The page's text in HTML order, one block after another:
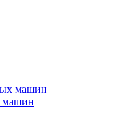
машин
машин